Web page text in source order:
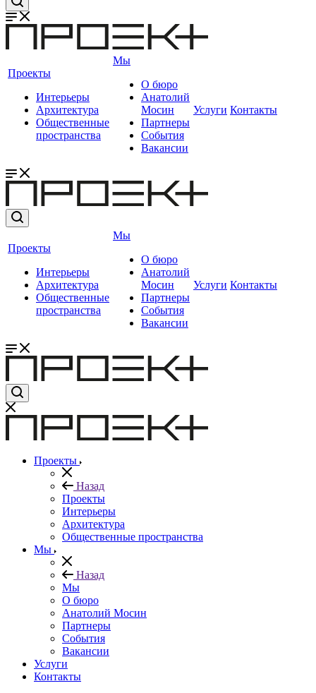
Проекты
Интерьеры
Архитектура
Общественные
пространства
Мы
О бюро
Анатолий
Мосин
Партнеры
События
Вакансии
Услуги Контакты
Проекты
Интерьеры
Архитектура
Общественные
пространства
Мы
О бюро
Анатолий
Мосин
Партнеры
События
Вакансии
Услуги Контакты
Проекты
Назад
Проекты
Интерьеры
Архитектура
Общественные пространства
Мы
Назад
Мы
О бюро
Анатолий Мосин
Партнеры
События
Вакансии
Услуги
Контакты